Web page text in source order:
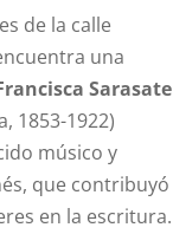
de la calle
una
Sarasate
1853-1922)
músico y
que contribuyó
en la escritura.